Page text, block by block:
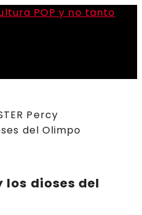
los dioses del